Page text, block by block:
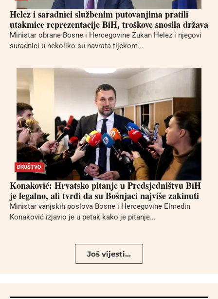
Helez i saradnici službenim putovanjima pratili
utakmice reprezentacije BiH, troškove snosila država
Ministar obrane Bosne i Hercegovine Zukan Helez i njegovi
suradnici u nekoliko su navrata tijekom...
DRUŠTVO
Konaković: Hrvatsko pitanje u Predsjedništvu BiH
je legalno, ali tvrdi da su Bošnjaci najviše zakinuti
Ministar vanjskih poslova Bosne i Hercegovine Elmedin
Konaković izjavio je u petak kako je pitanje...
Još vijesti...